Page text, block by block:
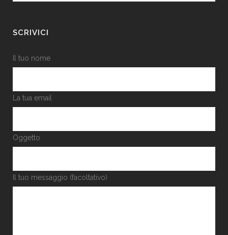
SCRIVICI
Il tuo nome
La tua email
Oggetto
Il tuo messaggio (facoltativo)